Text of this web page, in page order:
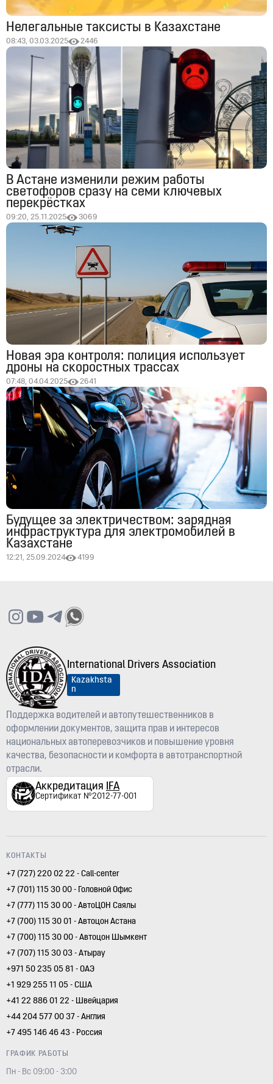
Нелегальные таксисты в Казахстане
08:43, 03.03.2025 2446
В Астане изменили режим работы
светофоров сразу на семи ключевых
перекрёстках
09:20, 25.11.2025 3069
Новая эра контроля: полиция использует
дроны на скоростных трассах
07:48, 04.04.2025 2641
Будущее за электричеством: зарядная
инфраструктура для электромобилей в
Казахстане
12:21, 25.09.2024 4199
International Drivers Association
Kazakhsta
n
Поддержка водителей и автопутешественников в
оформлении документов, защита прав и интересов
национальных автоперевозчиков и повышение уровня
качества, безопасности и комфорта в автотранспортной
отрасли.
Аккредитация IFA
Сертификат №2012-77-001
КОНТАКТЫ
+7 (727) 220 02 22 - Call-center
+7 (701) 115 30 00 - Головной Офис
+7 (777) 115 30 00 - АвтоЦОН Саялы
+7 (700) 115 30 01 - Автоцон Астана
+7 (700) 115 30 00 - Автоцон Шымкент
+7 (707) 115 30 03 - Атырау
+971 50 235 05 81 - ОАЭ
+1 929 255 11 05 - США
+41 22 886 01 22 - Швейцария
+44 204 577 00 37 - Англия
+7 495 146 46 43 - Россия
ГРАФИК РАБОТЫ
Пн - Вс 09:00 - 3:00